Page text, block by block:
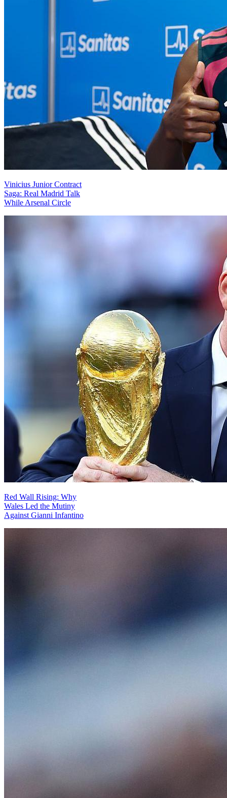
Vinicius Junior Contract
Saga: Real Madrid Talk
While Arsenal Circle
Red Wall Rising: Why
Wales Led the Mutiny
Against Gianni Infantino